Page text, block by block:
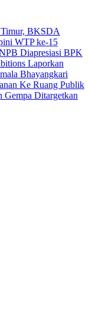
Timur, BKSDA
WTP ke-15
Diapresiasi BPK
Laporkan
Bhayangkari
Ke Ruang Publik
Gempa Ditargetkan